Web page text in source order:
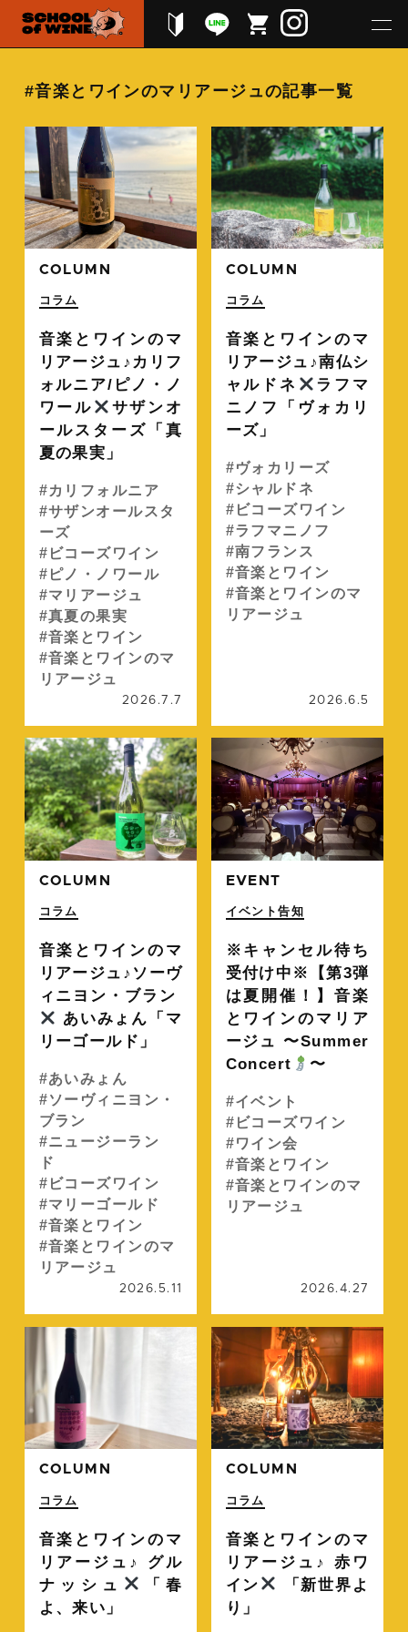
#音楽とワインのマリアージュの記事一覧
続きを読む
COLUMN
コラム
音楽とワインのマ
リアージュ♪カリフ
ォルニア/ピノ・ノ
ワール
サザンオ
ールスターズ「真
夏の果実」
カリフォルニア
サザンオールスタ
ーズ
ビコーズワイン
ピノ・ノワール
マリアージュ
真夏の果実
音楽とワイン
音楽とワインのマ
リアージュ
2026.7.7
COLUMN
コラム
音楽とワインのマ
リアージュ♪南仏シ
ャルドネ
ラフマ
ニノフ「ヴォカリ
ーズ」
ヴォカリーズ
シャルドネ
ビコーズワイン
ラフマニノフ
南フランス
音楽とワイン
音楽とワインのマ
リアージュ
2026.6.5
続きを読む
COLUMN
コラム
音楽とワインのマ
リアージュ♪ソーヴ
ィニヨン・ブラン
あいみょん「マ
リーゴールド」
あいみょん
ソーヴィニヨン・
ブラン
ニュージーラン
ド
ビコーズワイン
マリーゴールド
音楽とワイン
音楽とワインのマ
リアージュ
2026.5.11
EVENT
イベント告知
※キャンセル待ち
受付け中※【第3弾
は夏開催！】音楽
とワインのマリア
ージュ 〜Summer
Concert
〜
イベント
ビコーズワイン
ワイン会
音楽とワイン
音楽とワインのマ
リアージュ
2026.4.27
続きを読む
COLUMN
コラム
音楽とワインのマ
リアージュ♪ グル
ナッシュ
「春
よ、来い」
COLUMN
コラム
音楽とワインのマ
リアージュ♪ 赤ワ
イン
「新世界よ
り」